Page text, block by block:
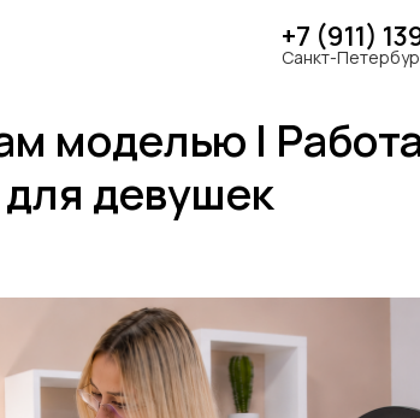
+7 (911)
Санкт-
моделью |
девушек